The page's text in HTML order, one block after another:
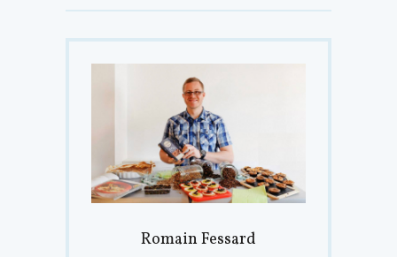
Romain Fessard